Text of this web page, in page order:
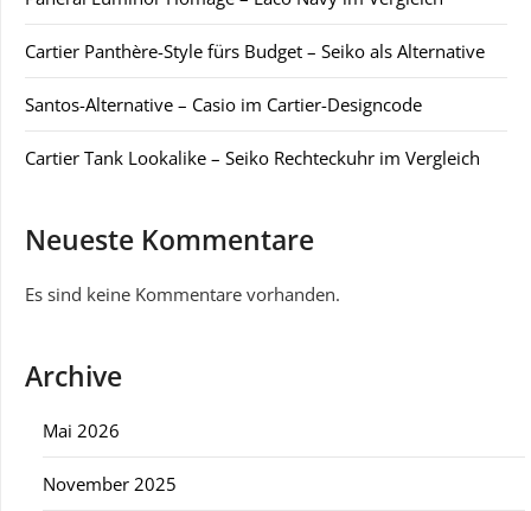
Cartier Panthère-Style fürs Budget – Seiko als Alternative
Santos-Alternative – Casio im Cartier-Designcode
Cartier Tank Lookalike – Seiko Rechteckuhr im Vergleich
Neueste Kommentare
Es sind keine Kommentare vorhanden.
Archive
Mai 2026
November 2025